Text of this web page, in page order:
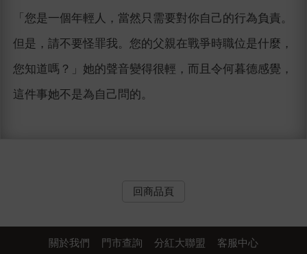
「您是一個年輕人，當然只需要對你自己的行為負責。
但是，請不要怪罪我。您的父親在戰爭時職位是什麼，
您知道嗎？」她的聲音變得很輕，而且令何暮德感覺，
這件事她不是為自己問的。
回商品頁
關於我們 門市查詢 分紅大聯盟 客服中心